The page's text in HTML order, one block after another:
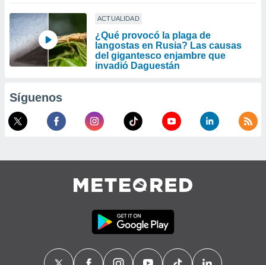
ACTUALIDAD
¿Qué provocó la plaga de
langostas en Rusia? Las causas
del gigantesco enjambre que
invadió Daguestán
Síguenos